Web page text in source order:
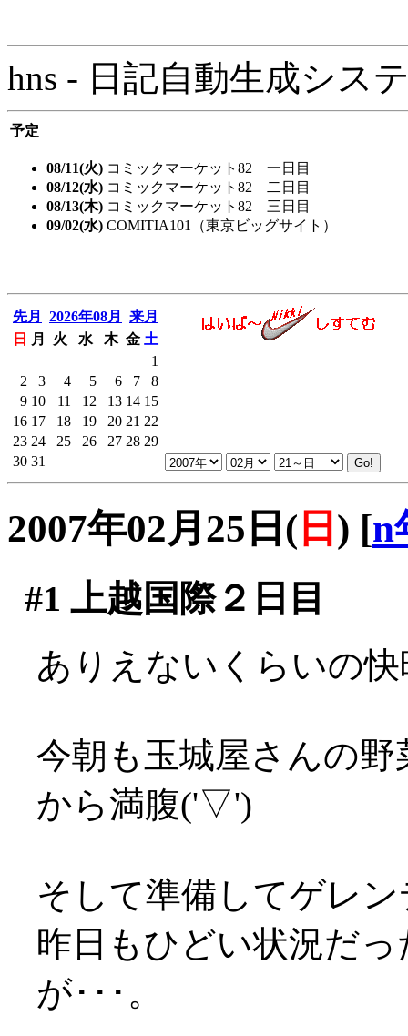
hns - 日記自動生成シス
予定
08/11(火) コミックマーケット82 一日目
08/12(水) コミックマーケット82 二日目
08/13(木) コミックマーケット82 三日目
09/02(水) COMITIA101（東京ビッグサイト）
先月 2026年08月
来月
日
月 火 水 木 金 土
1
2
3 4 5 6 7
8
9 10 11 12 13 14 15
16 17 18 19 20 21 22
23 24 25 26 27 28 29
30 31
2007年02月25日( 日 ) [n
#1 上越国際２日目
ありえないくらいの
今朝も玉城屋さんの
から満腹('▽')
そして準備してゲレ
昨日もひどい状況だ
が･･･。